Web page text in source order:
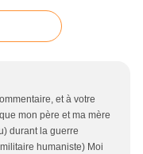
et à votre
mon père et ma mère
durant la guerre
humaniste) Moi